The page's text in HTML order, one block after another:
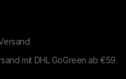
mit DHL GoGreen ab €59.